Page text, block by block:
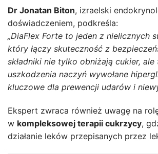
Dr Jonatan Biton, izraelski
doświadczeniem, podkreśla:
„DiaFlex Forte to jeden z nielicznych
który łączy skuteczność z
składniki nie tylko obniżają cukier, ale
uszkodzenia naczyń wywołane
kluczowe dla prewencji udarów i
Ekspert zwraca również uwagę na
w kompleksowej terapii cukrzycy,
działanie leków przepisanych przez